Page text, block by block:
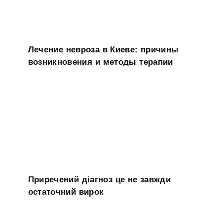
Лечение невроза в Киеве: причины
возникновения и методы терапии
Приречений діагноз це не завжди
остаточний вирок